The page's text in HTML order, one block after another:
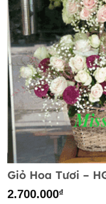
Giỏ Hoa Tươi –
2.700.000₫